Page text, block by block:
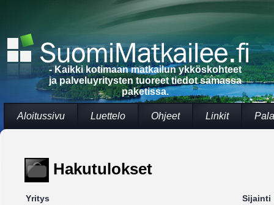
- Kaikki kotimaan matkailun ykköskohteet
ja palveluyritysten tuoreet tiedot samassa
paketissa.
Aloitussivu Luettelo Ohjeet Linkit
Hakutulokset
Yritys Sijainti